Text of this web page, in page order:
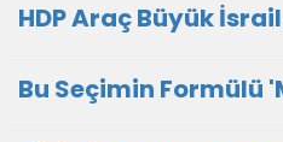
HDP Araç Büyük
Bu Seçimin Formülü